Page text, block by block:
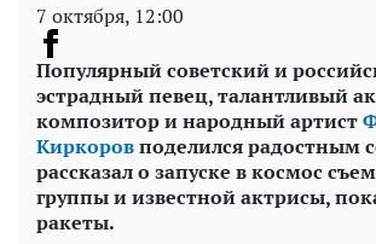
7 октября, 12:00
Популярный советский и
эстрадный певец, талантливый
композитор и народный артист
Киркоровподелился радостным
рассказал о запуске в космос
группы и известной актрисы,
ракеты.